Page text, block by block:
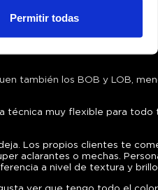
en la
de redes sociales y analizar
de redes sociales,
o que hayan recopilado a
Permitir todas
repasamos siempre en las
también los BOB y LOB,
técnica muy flexible para
Los propios clientes te
aclarantes o mechas.
a nivel de textura y brillo.